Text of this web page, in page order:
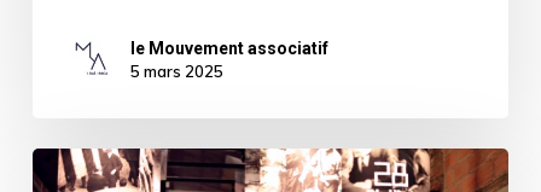
le Mouvement associatif
5 mars 2025
Les